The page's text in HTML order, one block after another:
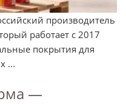
производитель
работает с 2017
покрытия для
...
—